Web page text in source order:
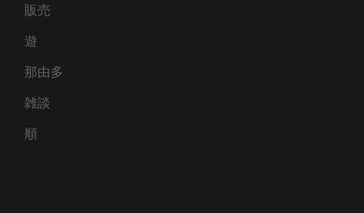
販売
遊
那由多
雑談
順